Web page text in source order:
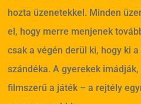
hozta üzenetekkel. Minden
el, hogy merre menjenek
csak a végén derül ki, hogy ki
szándéka. A gyerekek
filmszerű a játék – a rejtély